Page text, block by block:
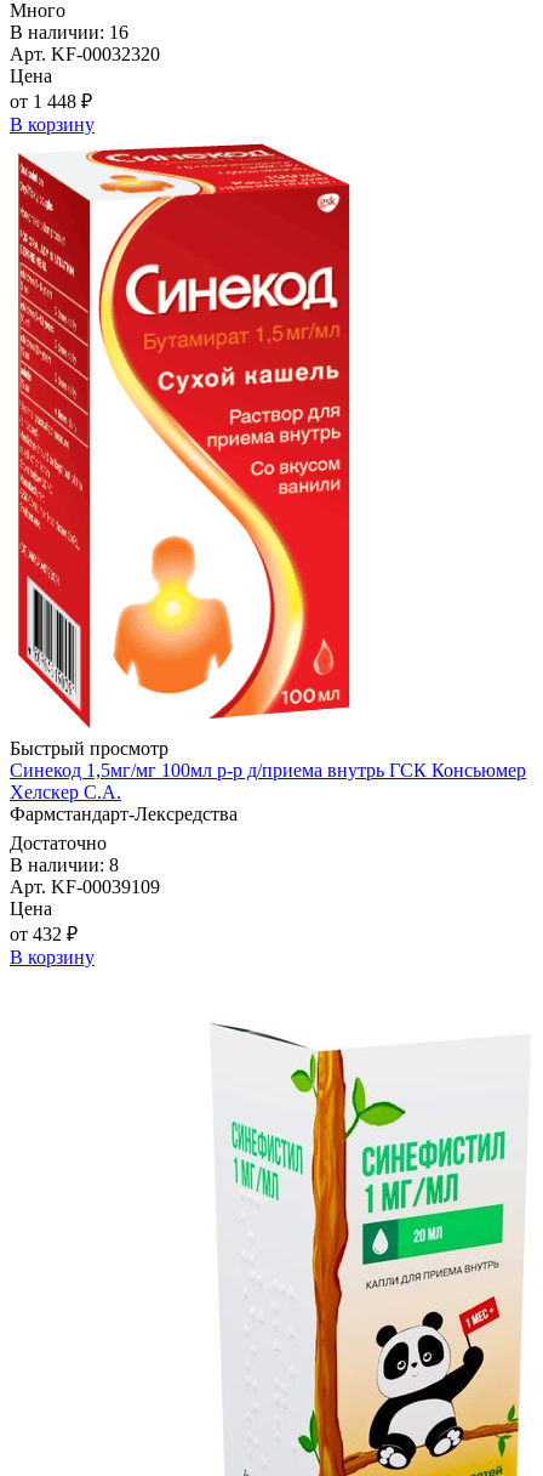
Много
В наличии: 16
Арт. KF-00032320
Цена
от 1 448 ₽
В корзину
Быстрый просмотр
Синекод 1,5мг/мг 100мл р-р д/приема внутрь ГСК Консьюмер
Хелскер С.А.
Фармстандарт-Лексредства
Достаточно
В наличии: 8
Арт. KF-00039109
Цена
от 432 ₽
В корзину